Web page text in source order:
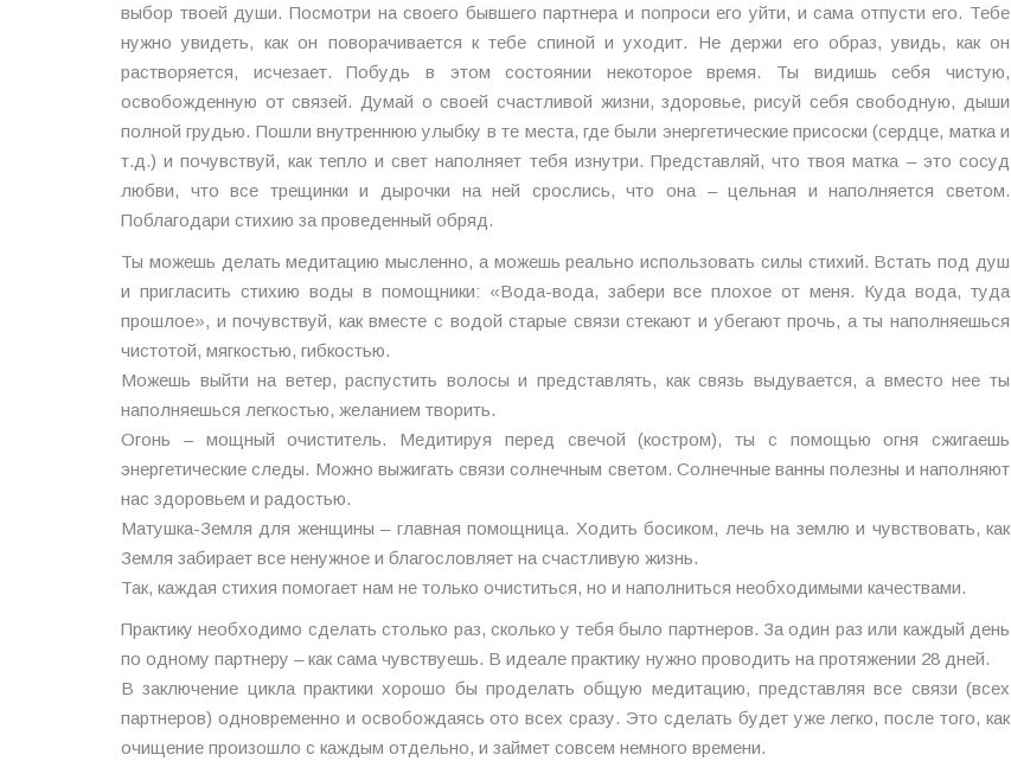
выбор твоей души. Посмотри на своего бывшего партнера и попроси его уйти, и сама отпусти его. Тебе
нужно увидеть, как он поворачивается к тебе спиной и уходит. Не держи его образ, увидь, как он
растворяется, исчезает. Побудь в этом состоянии некоторое время. Ты видишь себя чистую,
освобожденную от связей. Думай о своей счастливой жизни, здоровье, рисуй себя свободную, дыши
полной грудью. Пошли внутреннюю улыбку в те места, где были энергетические присоски (сердце, матка и
т.д.) и почувствуй, как тепло и свет наполняет тебя изнутри. Представляй, что твоя матка – это сосуд
любви, что все трещинки и дырочки на ней срослись, что она – цельная и наполняется светом.
Поблагодари стихию за проведенный обряд.
Ты можешь делать медитацию мысленно, а можешь реально использовать силы стихий. Встать под душ
и пригласить стихию воды в помощники: «Вода-вода, забери все плохое от меня. Куда вода, туда
прошлое», и почувствуй, как вместе с водой старые связи стекают и убегают прочь, а ты наполняешься
чистотой, мягкостью, гибкостью.
Можешь выйти на ветер, распустить волосы и представлять, как связь выдувается, а вместо нее ты
наполняешься легкостью, желанием творить.
Огонь – мощный очиститель. Медитируя перед свечой (костром), ты с помощью огня сжигаешь
энергетические следы. Можно выжигать связи солнечным светом. Солнечные ванны полезны и наполняют
нас здоровьем и радостью.
Матушка-Земля для женщины – главная помощница. Ходить босиком, лечь на землю и чувствовать, как
Земля забирает все ненужное и благословляет на счастливую жизнь.
Так, каждая стихия помогает нам не только очиститься, но и наполниться необходимыми качествами.
Практику необходимо сделать столько раз, сколько у тебя было партнеров. За один раз или каждый день
по одному партнеру – как сама чувствуешь. В идеале практику нужно проводить на протяжении 28 дней.
В заключение цикла практики хорошо бы проделать общую медитацию, представляя все связи (всех
партнеров) одновременно и освобождаясь ото всех сразу. Это сделать будет уже легко, после того, как
очищение произошло с каждым отдельно, и займет совсем немного времени.